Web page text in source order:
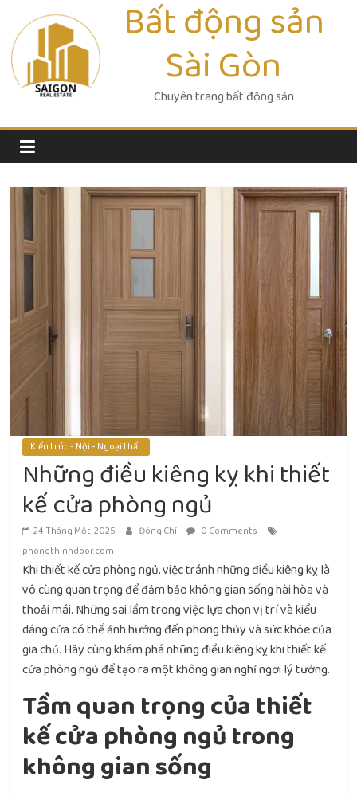
content
Bất động sản
Sài Gòn
Chuyên trang bất động sản
Kiến trúc - Nội - Ngoại thất
Những điều kiêng kỵ khi thiết
kế cửa phòng ngủ
24 Tháng Một, 2025 Đông Chí
0 Comments
phongthinhdoor.com
Khi thiết kế cửa phòng ngủ, việc tránh những điều kiêng kỵ là
vô cùng quan trọng để đảm bảo không gian sống hài hòa và
thoải mái. Những sai lầm trong việc lựa chọn vị trí và kiểu
dáng cửa có thể ảnh hưởng đến phong thủy và sức khỏe của
gia chủ. Hãy cùng khám phá những điều kiêng kỵ khi thiết kế
cửa phòng ngủ để tạo ra một không gian nghỉ ngơi lý tưởng.
Tầm quan trọng của thiết
kế cửa phòng ngủ trong
không gian sống